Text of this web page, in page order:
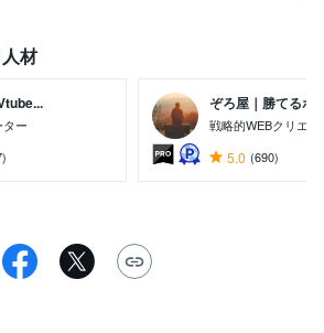
材
ー
ぞろ屋｜勝てるホ
戦略的WEBクリエイ
5.0 (690)